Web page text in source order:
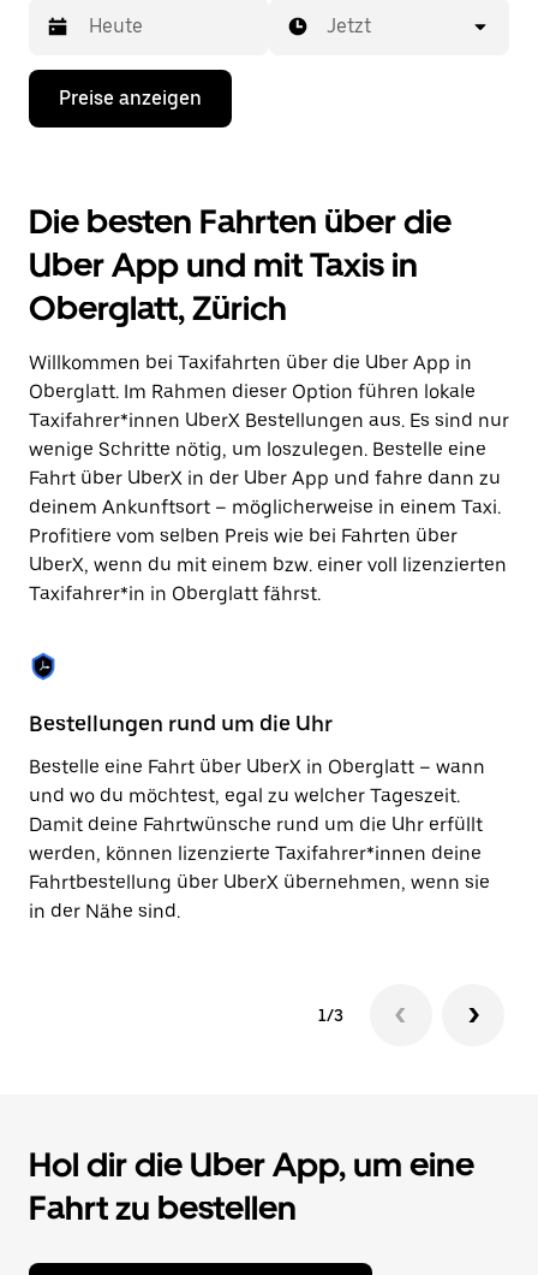
zugewiesen wird.
Drücke
Nach-
mit
dem
Kalender
zu
interagieren
und
Datum
auszuwählen.
Drücke
die
Escape-
Taste,
um
den
Kalender
zu
schließen.
Jetzt
Preise anzeigen
Die besten Fahrten über die
Uber App und mit Taxis in
Oberglatt, Zürich
Willkommen bei Taxifahrten über die Uber App in
Oberglatt. Im Rahmen dieser Option führen lokale
Taxifahrer*innen UberX Bestellungen aus. Es sind nur
wenige Schritte nötig, um loszulegen. Bestelle eine
Fahrt über UberX in der Uber App und fahre dann zu
deinem Ankunftsort – möglicherweise in einem Taxi.
Profitiere vom selben Preis wie bei Fahrten über
UberX, wenn du mit einem bzw. einer voll lizenzierten
Taxifahrer*in in Oberglatt fährst.
Bestellungen rund um die Uhr
Bestelle eine Fahrt über UberX in Oberglatt – wann
und wo du möchtest, egal zu welcher Tageszeit.
Damit deine Fahrtwünsche rund um die Uhr erfüllt
werden, können lizenzierte Taxifahrer*innen deine
Fahrtbestellung über UberX übernehmen, wenn sie
in der Nähe sind.
1/3
Hol dir die Uber App, um eine
Fahrt zu bestellen